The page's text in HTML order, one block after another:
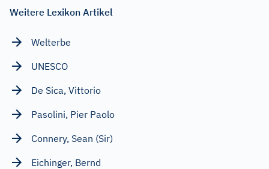
Weitere Lexikon Artikel
Welterbe
UNESCO
De Sica, Vittorio
Pasolini, Pier Paolo
Connery, Sean (Sir)
Eichinger, Bernd